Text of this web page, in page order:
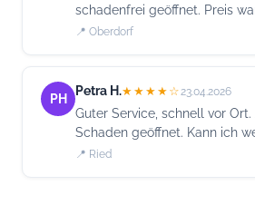
schadenfrei geöffnet. Preis
📍 Oberdorf
PH
Petra H.★★★★☆ 23.04.2026
Guter Service, schnell vor
Schaden geöffnet. Kann ich
📍 Ried